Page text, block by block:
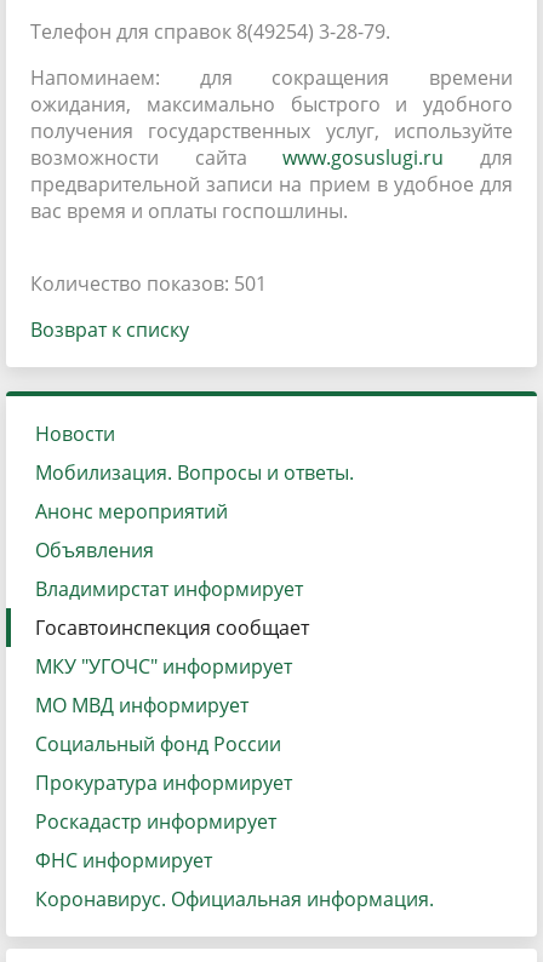
Телефон для справок 8(49254) 3-28-79.
Напоминаем: для сокращения времени
ожидания, максимально быстрого и удобного
получения государственных услуг, используйте
возможности сайтаwww.gosuslugi.ru для
предварительной записи на прием в удобное для
вас время и оплаты госпошлины.
Количество показов: 501
Возврат к списку
Новости
Мобилизация. Вопросы и ответы.
Анонс мероприятий
Объявления
Владимирстат информирует
Госавтоинспекция сообщает
МКУ "УГОЧС" информирует
МО МВД информирует
Социальный фонд России
Прокуратура информирует
Роскадастр информирует
ФНС информирует
Коронавирус. Официальная информация.